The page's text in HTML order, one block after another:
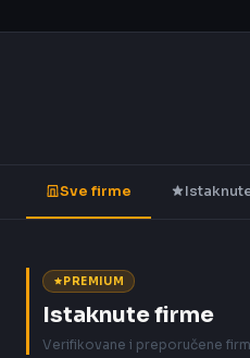
Sve firme
PREMIUM
Istaknute firme
Verifikovane i preporučene